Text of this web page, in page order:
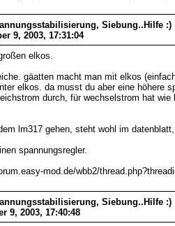
Siebung..Hilfe :)
9, 2003, 17:31:04
elkos.
gäatten macht man mit elkos
elkos. da musst du aber eine höhere
durch, für wechselstrom hat
lm317 gehen, steht wohl im
spannungsregler.
mod.de/wbb2/
Siebung..Hilfe :)
9, 2003, 17:40:48